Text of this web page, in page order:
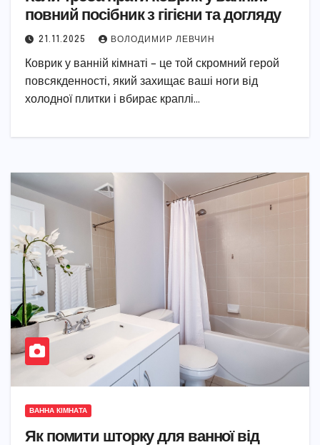
повний посібник з гігієни та догляду
21.11.2025 ВОЛОДИМИР ЛЕВЧИН
Коврик у ванній кімнаті – це той скромний герой
повсякденності, який захищає ваші ноги від
холодної плитки і вбирає краплі…
ВАННА КІМНАТА
Як помити шторку для ванної від